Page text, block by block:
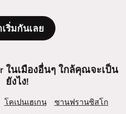
ริ่มกันเลย
ในเมืองอื่นๆ ใกล้คุณจะเป็น
ยังไง!
โคเปนเฮเกน
ซานฟรานซิสโก